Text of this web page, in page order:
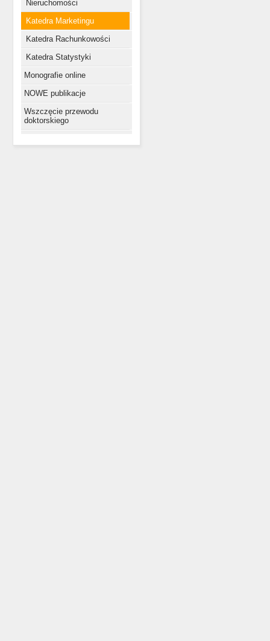
Nieruchomości
Katedra Marketingu
Katedra Rachunkowości
Katedra Statystyki
Monografie online
NOWE publikacje
Wszczęcie przewodu
doktorskiego